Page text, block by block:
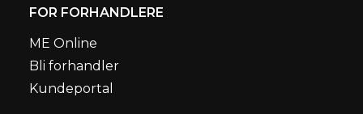
FOR FORHANDLERE
ME Online
Bli forhandler
Kundeportal